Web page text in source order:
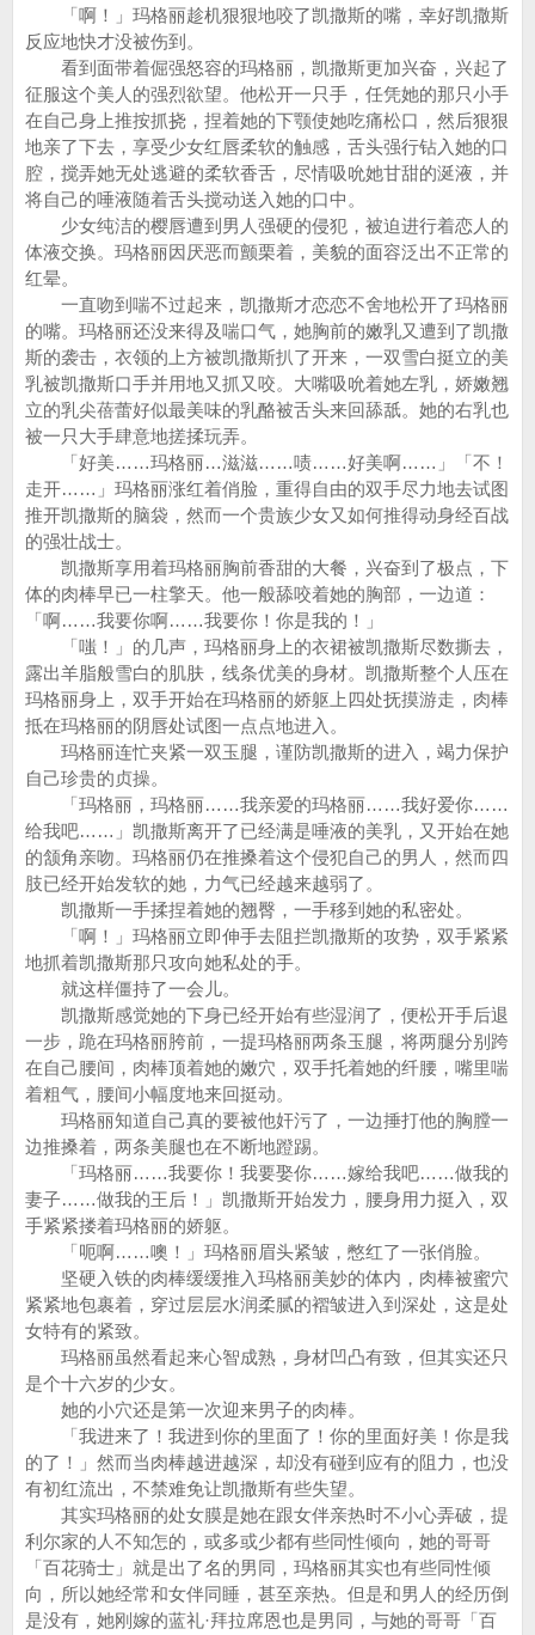
「啊！」玛格丽趁机狠狠地咬了凯撒斯的嘴，幸好凯撒斯
反应地快才没被伤到。
看到面带着倔强怒容的玛格丽，凯撒斯更加兴奋，兴起了
征服这个美人的强烈欲望。他松开一只手，任凭她的那只小手
在自己身上推按抓挠，捏着她的下颚使她吃痛松口，然后狠狠
地亲了下去，享受少女红唇柔软的触感，舌头强行钻入她的口
腔，搅弄她无处逃避的柔软香舌，尽情吸吮她甘甜的涎液，并
将自己的唾液随着舌头搅动送入她的口中。
少女纯洁的樱唇遭到男人强硬的侵犯，被迫进行着恋人的
体液交换。玛格丽因厌恶而颤栗着，美貌的面容泛出不正常的
红晕。
一直吻到喘不过起来，凯撒斯才恋恋不舍地松开了玛格丽
的嘴。玛格丽还没来得及喘口气，她胸前的嫩乳又遭到了凯撒
斯的袭击，衣领的上方被凯撒斯扒了开来，一双雪白挺立的美
乳被凯撒斯口手并用地又抓又咬。大嘴吸吮着她左乳，娇嫩翘
立的乳尖蓓蕾好似最美味的乳酪被舌头来回舔舐。她的右乳也
被一只大手肆意地搓揉玩弄。
「好美……玛格丽…滋滋……啧……好美啊……」「不！
走开……」玛格丽涨红着俏脸，重得自由的双手尽力地去试图
推开凯撒斯的脑袋，然而一个贵族少女又如何推得动身经百战
的强壮战士。
凯撒斯享用着玛格丽胸前香甜的大餐，兴奋到了极点，下
体的肉棒早已一柱擎天。他一般舔咬着她的胸部，一边道：
「啊……我要你啊……我要你！你是我的！」
「嗤！」的几声，玛格丽身上的衣裙被凯撒斯尽数撕去，
露出羊脂般雪白的肌肤，线条优美的身材。凯撒斯整个人压在
玛格丽身上，双手开始在玛格丽的娇躯上四处抚摸游走，肉棒
抵在玛格丽的阴唇处试图一点点地进入。
玛格丽连忙夹紧一双玉腿，谨防凯撒斯的进入，竭力保护
自己珍贵的贞操。
「玛格丽，玛格丽……我亲爱的玛格丽……我好爱你……
给我吧……」凯撒斯离开了已经满是唾液的美乳，又开始在她
的颔角亲吻。玛格丽仍在推搡着这个侵犯自己的男人，然而四
肢已经开始发软的她，力气已经越来越弱了。
凯撒斯一手揉捏着她的翘臀，一手移到她的私密处。
「啊！」玛格丽立即伸手去阻拦凯撒斯的攻势，双手紧紧
地抓着凯撒斯那只攻向她私处的手。
就这样僵持了一会儿。
凯撒斯感觉她的下身已经开始有些湿润了，便松开手后退
一步，跪在玛格丽胯前，一提玛格丽两条玉腿，将两腿分别跨
在自己腰间，肉棒顶着她的嫩穴，双手托着她的纤腰，嘴里喘
着粗气，腰间小幅度地来回挺动。
玛格丽知道自己真的要被他奸污了，一边捶打他的胸膛一
边推搡着，两条美腿也在不断地蹬踢。
「玛格丽……我要你！我要娶你……嫁给我吧……做我的
妻子……做我的王后！」凯撒斯开始发力，腰身用力挺入，双
手紧紧搂着玛格丽的娇躯。
「呃啊……噢！」玛格丽眉头紧皱，憋红了一张俏脸。
坚硬入铁的肉棒缓缓推入玛格丽美妙的体内，肉棒被蜜穴
紧紧地包裹着，穿过层层水润柔腻的褶皱进入到深处，这是处
女特有的紧致。
玛格丽虽然看起来心智成熟，身材凹凸有致，但其实还只
是个十六岁的少女。
她的小穴还是第一次迎来男子的肉棒。
「我进来了！我进到你的里面了！你的里面好美！你是我
的了！」然而当肉棒越进越深，却没有碰到应有的阻力，也没
有初红流出，不禁难免让凯撒斯有些失望。
其实玛格丽的处女膜是她在跟女伴亲热时不小心弄破，提
利尔家的人不知怎的，或多或少都有些同性倾向，她的哥哥
「百花骑士」就是出了名的男同，玛格丽其实也有些同性倾
向，所以她经常和女伴同睡，甚至亲热。但是和男人的经历倒
是没有，她刚嫁的蓝礼·拜拉席恩也是男同，与她的哥哥「百